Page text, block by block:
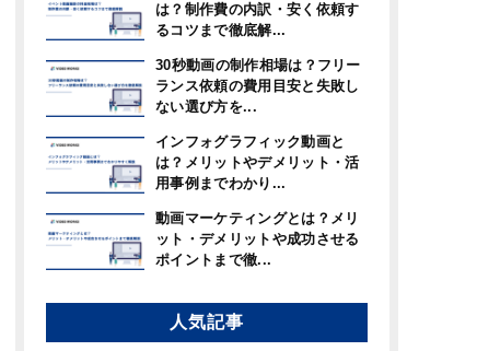
は？制作費の内訳・安く依頼す
るコツまで徹底解...
30秒動画の制作相場は？フリー
ランス依頼の費用目安と失敗し
ない選び方を...
インフォグラフィック動画と
は？メリットやデメリット・活
用事例までわかり...
動画マーケティングとは？メリ
ット・デメリットや成功させる
ポイントまで徹...
人気記事